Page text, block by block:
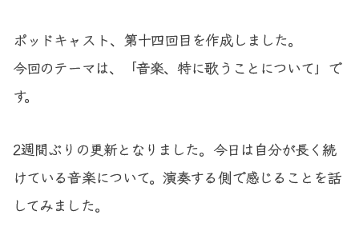
ポッドキャスト、第十四回目を作成しました。
今回のテーマは、「音楽、特に歌うことについて」で
す。
2週間ぶりの更新となりました。今日は自分が長く続
けている音楽について。演奏する側で感じることを話
してみました。